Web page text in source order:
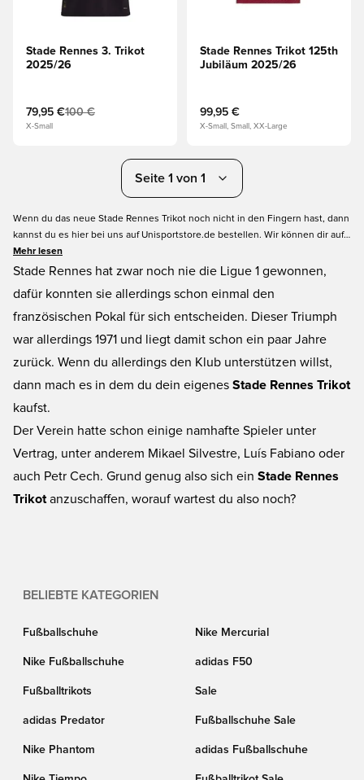
Stade Rennes 3. Trikot
2025/26
79,95 €100 €
X-Small
Stade Rennes Trikot 125th
Jubiläum 2025/26
99,95 €
X-Small, Small, XX-Large
Seite 1 von 1
Wenn du das neue Stade Rennes Trikot noch nicht in den Fingern hast, dann
kannst du es hier bei uns auf Unisportstore.de bestellen. Wir können dir auf
jeden Fall das Trikot der aktuellen Saison anbieten, so dass du den
französisch Klub aus der Stadt Rennes vernünftig unterstützen kannst.
dass du dein Stade Rennes Fußballtrikot schon am nächsten Spieltag tragen
kannst.
Mehr lesen
Stade Rennes hat zwar noch nie die Ligue 1 gewonnen,
dafür konnten sie allerdings schon einmal den
französischen Pokal für sich entscheiden. Dieser Triumph
war allerdings 1971 und liegt damit schon ein paar Jahre
zurück. Wenn du allerdings den Klub unterstützen willst,
dann mach es in dem du dein eigenes Stade Rennes Trikot
kaufst.
Der Verein hatte schon einige namhafte Spieler unter
Vertrag, unter anderem Mikael Silvestre, Luís Fabiano oder
auch Petr Cech. Grund genug also sich ein Stade Rennes
Trikot anzuschaffen, worauf wartest du also noch?
BELIEBTE KATEGORIEN
Fußballschuhe Nike Mercurial
Nike Fußballschuhe adidas F50
Fußballtrikots Sale
adidas Predator Fußballschuhe Sale
Nike Phantom adidas Fußballschuhe